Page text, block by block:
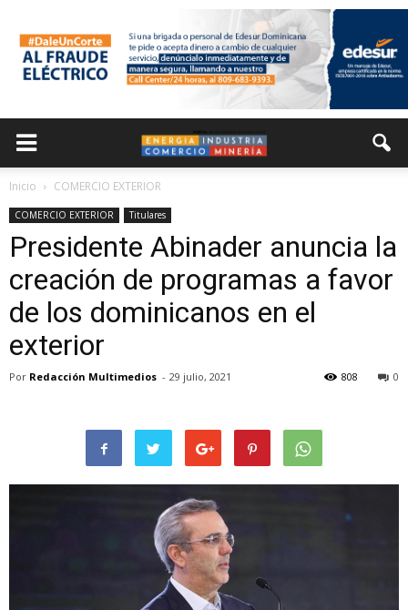
Inicio COMERCIO EXTERIOR
COMERCIO EXTERIOR Titulares
Presidente Abinader anuncia la
creación de programas a favor
de los dominicanos en el
exterior
Por Redacción Multimedios - 29 julio, 2021 0
808